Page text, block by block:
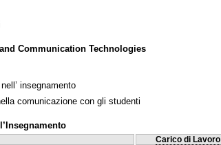
Communication Technologies
insegnamento
comunicazione con gli studenti
Carico di Lavoro